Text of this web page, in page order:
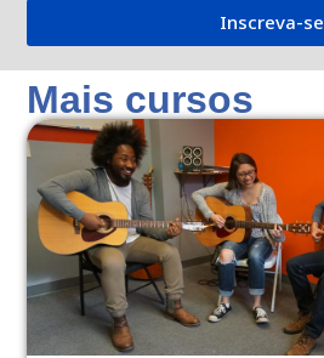
Inscreva-se
Mais cursos